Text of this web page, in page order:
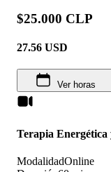
$25.000 CLP
27.56 USD
Ver horas
Terapia
ModalidadOnline